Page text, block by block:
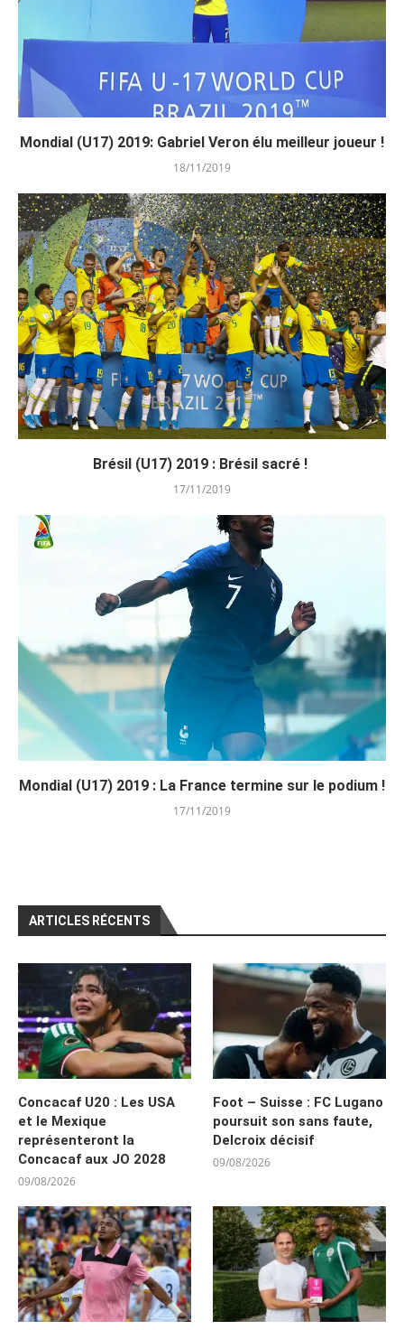
Mondial (U17) 2019: Gabriel Veron élu meilleur joueur !
18/11/2019
Brésil (U17) 2019 : Brésil sacré !
17/11/2019
Mondial (U17) 2019 : La France termine sur le podium !
17/11/2019
ARTICLES RÉCENTS
Concacaf U20 : Les USA
et le Mexique
représenteront la
Concacaf aux JO 2028
09/08/2026
Foot – Suisse : FC Lugano
poursuit son sans faute,
Delcroix décisif
09/08/2026